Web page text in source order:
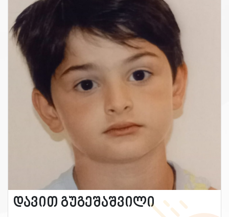
დავით გუგეშაშვილი